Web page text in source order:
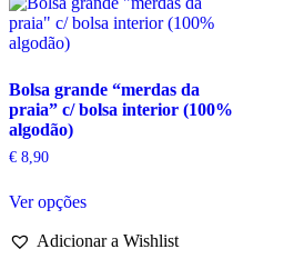
may
be
the
product
Bolsa grande “merdas da
praia” c/ bolsa interior (100%
algodão)
€ 8,90
Ver opçõesproduct
multiple
Adicionar a Wishlist